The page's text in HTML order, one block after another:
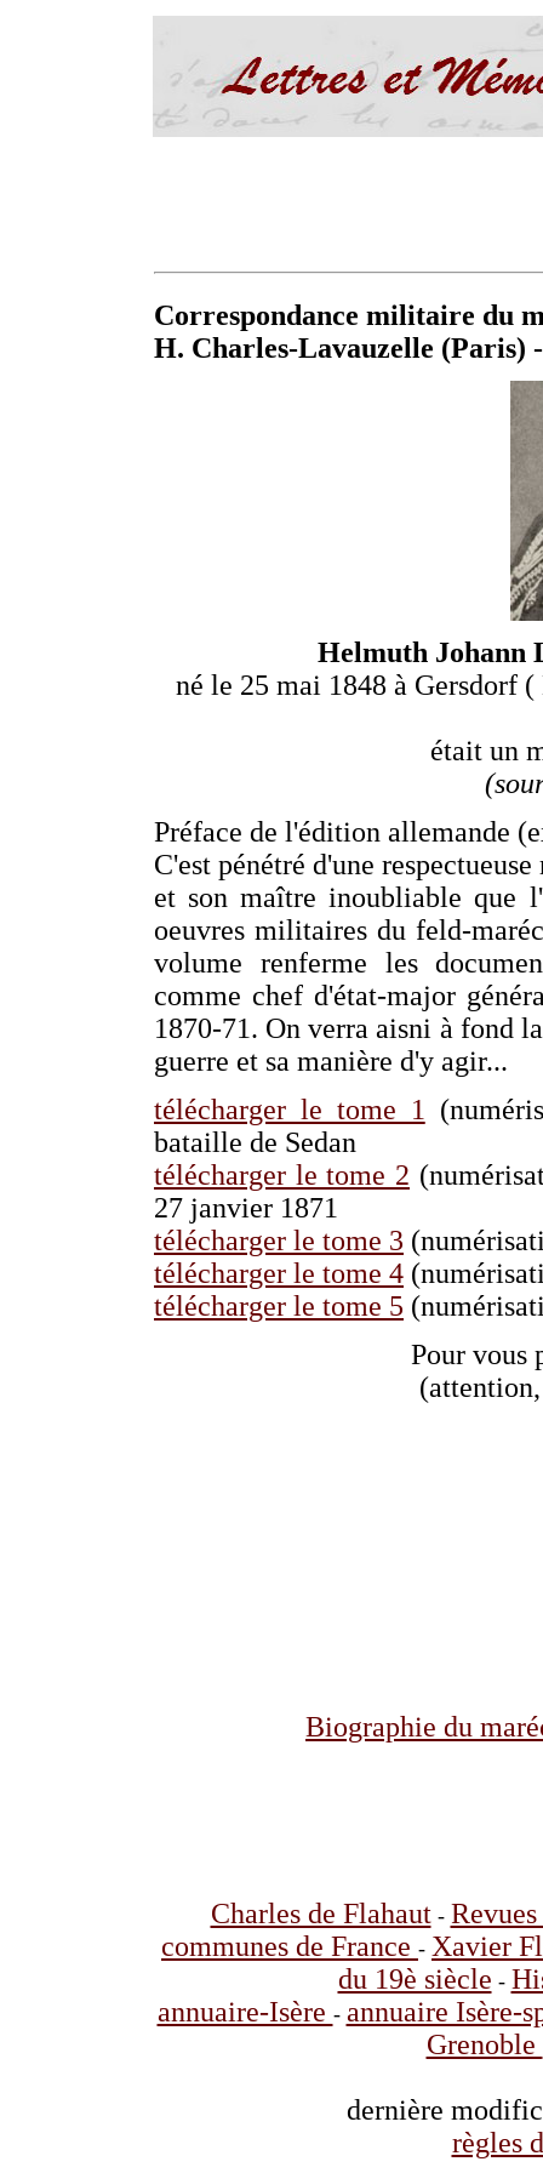
Correspondance militaire du
H. Charles-Lavauzelle (Paris)
Helmuth Johann
né le 25 mai 1848 à Gersdorf
était un
Préface de l'édition allemande
C'est pénétré d'une
et son maître inoubliable que
oeuvres militaires du feld-
volume renferme les
comme chef d'état-major
1870-71. On verra aisni à fond
guerre et sa manière d'y agir...
télécharger le tome 1
bataille de Sedan
télécharger le tome 2
27 janvier 1871
télécharger le tome 3
télécharger le tome 4
télécharger le tome 5
Pour vous
Biographie du
Charles de Flahaut-
communes de France - Xavier
du 19è siècle -
annuaire-Isère - annuaire Isère-
Grenoble
dernière
règles